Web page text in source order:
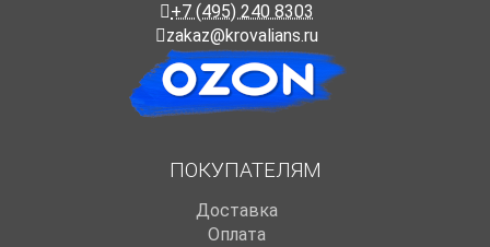
+7 (495) 240 8303
zakaz@krovalians.ru
ПОКУПАТЕЛЯМ
Доставка
Оплата